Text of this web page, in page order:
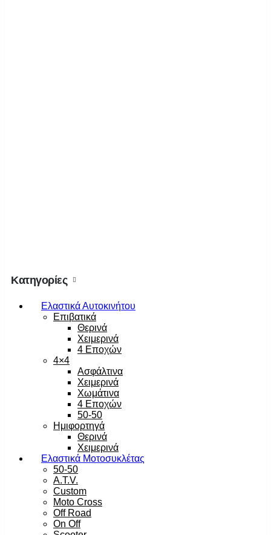
Κατηγορίες
Ελαστικά Αυτοκινήτου
Επιβατικά
Θερινά
Χειμερινά
4 Εποχών
4×4
Ασφάλτινα
Χειμερινά
Χωμάτινα
4 Εποχών
50-50
Ημιφορτηγά
Θερινά
Χειμερινά
Ελαστικά Μοτοσυκλέτας
50-50
A.T.V.
Custom
Moto Cross
Off Road
On Off